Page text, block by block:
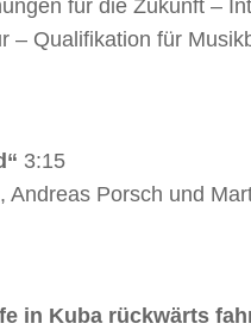
für die Zukunft –
– Qualifikation für
3:15
Porsch und
in Kuba rückwärts